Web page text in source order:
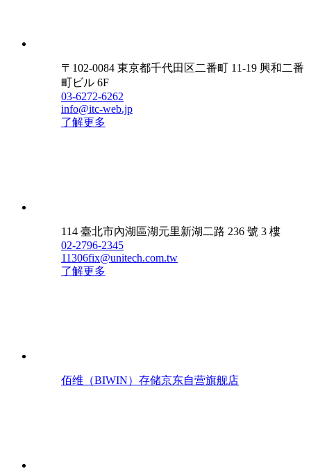
〒102-0084 東京都千代田区二番町 11-19 興和二番
町ビル 6F
03-6272-6262
info@itc-web.jp
了解更多
114 臺北市內湖區湖元里新湖二路 236 號 3 樓
02-2796-2345
11306fix@unitech.com.tw
了解更多
佰维（BIWIN）存储京东自营旗舰店